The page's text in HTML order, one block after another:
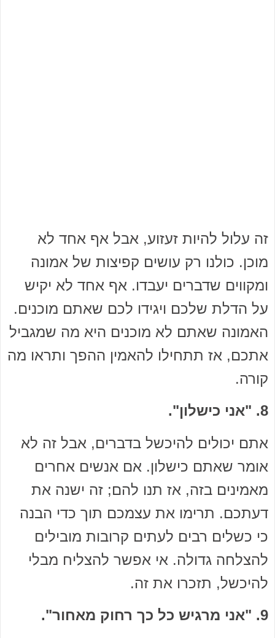
זה עלול להיות זעזוע, אבל אף אחד לא
מוכן. כולנו רק עושים קפיצות של אמונה
ומקווים שדברים יעבדו. אף אחד לא יקיש
על הדלת שלכם ויגידו לכם שאתם מוכנים.
האמונה שאתם לא מוכנים היא מה שמגביל
אתכם, אז תתחילו להאמין ההפך ותראו מה
קורה.
8. "אני כישלון".
אתם יכולים להיכשל בדברים, אבל זה לא
אומר שאתם כישלון. אם אנשים אחרים
מאמינים בזה, אז תנו להם; זה ישנה את
דעתכם. תרימו את עצמכם תוך כדי הבנה
כי כשלים רבים לעתים קרובות מובילים
להצלחה גדולה. אי אפשר להצליח מבלי
להיכשל, תזכרו את זה.
9. "אני מרגיש כל כך רחוק מאחור".